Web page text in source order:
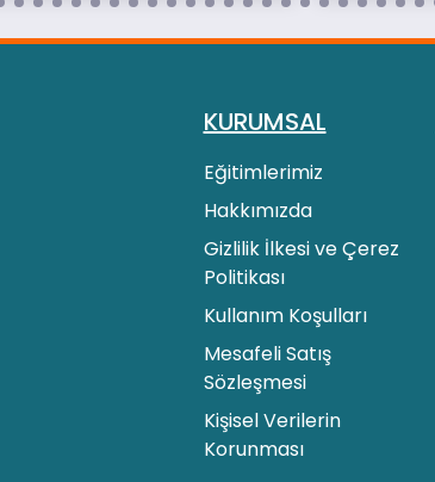
KURUMSAL
Eğitimlerimiz
Hakkımızda
Gizlilik İlkesi ve Çerez
Politikası
Kullanım Koşulları
Mesafeli Satış
Sözleşmesi
Kişisel Verilerin
Korunması